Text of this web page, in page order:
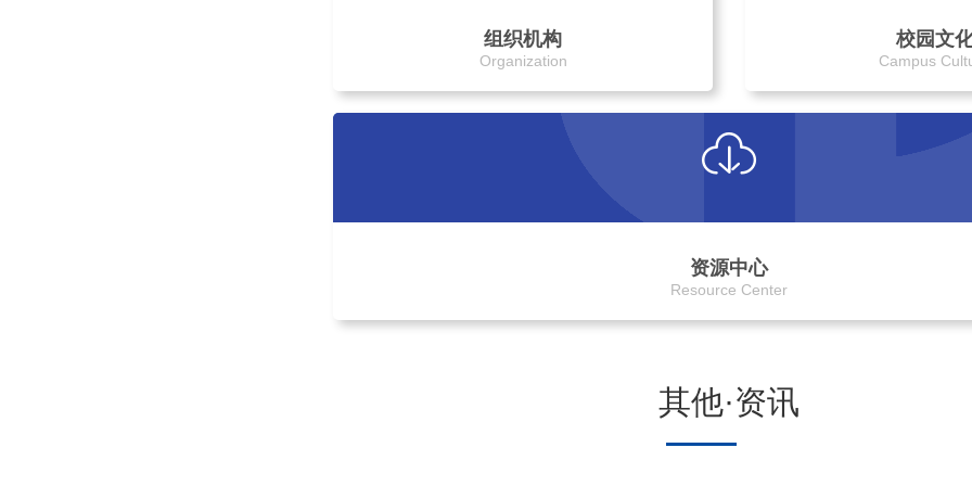
组织机构
Organization
校园文
Campus
资源中心
Resource Center
其他·资讯